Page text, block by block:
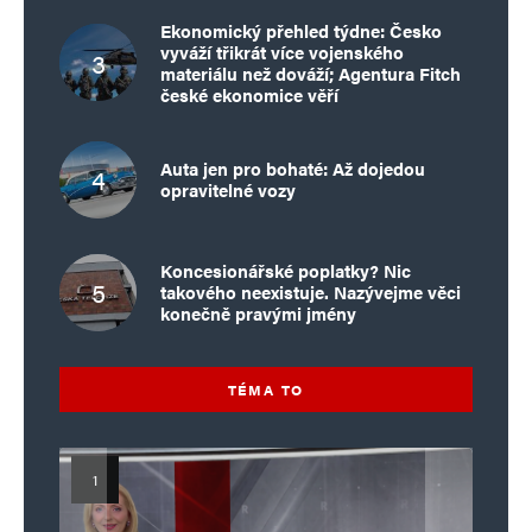
Ekonomický přehled týdne: Česko
vyváží třikrát více vojenského
materiálu než dováží; Agentura Fitch
české ekonomice věří
Auta jen pro bohaté: Až dojedou
opravitelné vozy
Koncesionářské poplatky? Nic
takového neexistuje. Nazývejme věci
konečně pravými jmény
TÉMA TO